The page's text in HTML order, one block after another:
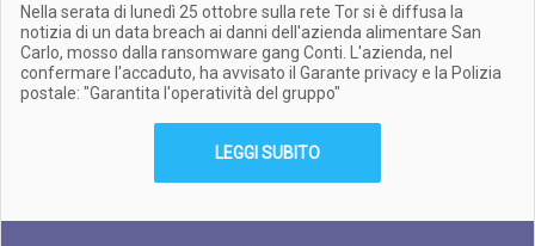
Nella serata di lunedì 25 ottobre sulla rete Tor si è diffusa la
notizia di un data breach ai danni dell'azienda alimentare San
Carlo, mosso dalla ransomware gang Conti. L'azienda, nel
confermare l'accaduto, ha avvisato il Garante privacy e la Polizia
postale: "Garantita l'operatività del gruppo"
LEGGI SUBITO